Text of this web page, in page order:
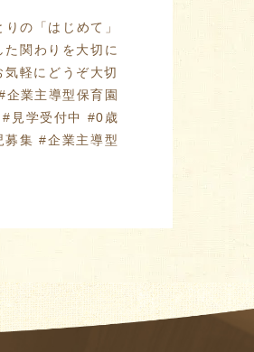
の「はじめて」
関わりを大切に
軽にどうぞ️大切
業主導型保育園
見学受付中 #0歳
集 #企業主導型